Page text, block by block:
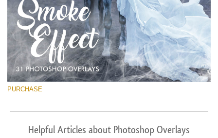
PURCHASE
Helpful Articles about Photoshop Overlays